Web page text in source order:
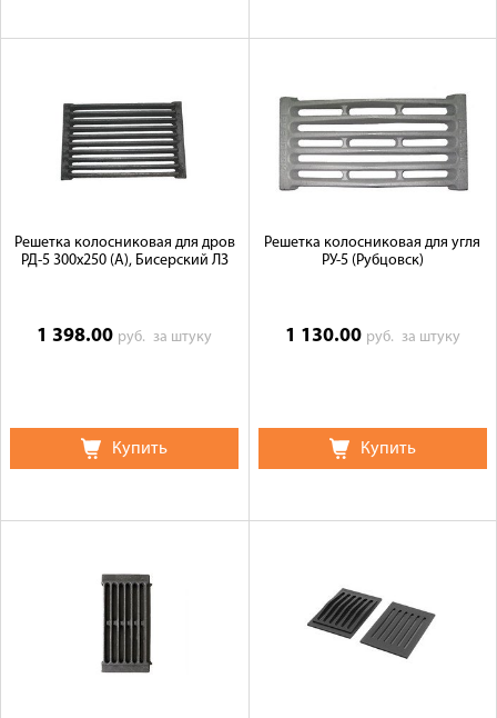
Решетка колосниковая для дров
РД-5 300х250 (А), Бисерский ЛЗ
1 398.00 руб.за штуку
Купить
Решетка колосниковая для угля
РУ-5 (Рубцовск)
1 130.00 руб. за штуку
Купить